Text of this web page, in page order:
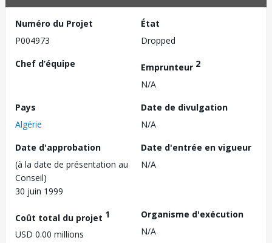
Numéro du Projet
P004973
État
Dropped
Chef d’équipe
Emprunteur 2
N/A
Pays
Algérie
Date de divulgation
N/A
Date d'approbation
(à la date de présentation au
Conseil)
30 juin 1999
Date d'entrée en vigueur
N/A
Coût total du projet 1
USD 0.00 millions
Organisme d'exécution
N/A